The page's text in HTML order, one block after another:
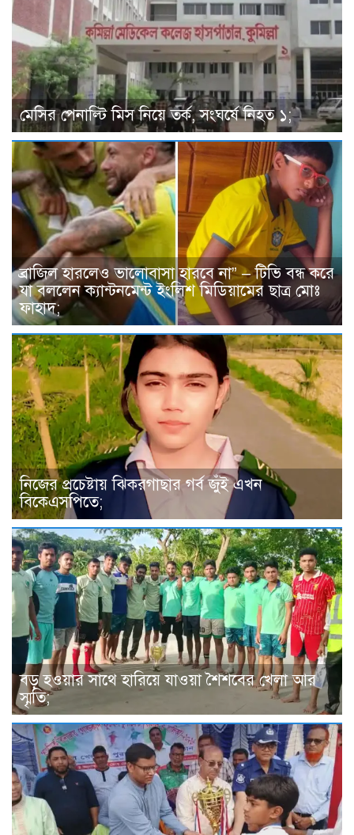
মেসির পেনাল্টি মিস নিয়ে তর্ক, সংঘর্ষে নিহত ১;
ব্রাজিল হারলেও ভালোবাসা হারবে না” – টিভি বন্ধ করে
যা বললেন ক্যান্টনমেন্ট ইংলিশ মিডিয়ামের ছাত্র মোঃ
ফাহাদ;
নিজের প্রচেষ্টায় ঝিকরগাছার গর্ব জুঁই এখন
বিকেএসপিতে;
বড় হওয়ার সাথে হারিয়ে যাওয়া শৈশবের খেলা আর
স্মৃতি;